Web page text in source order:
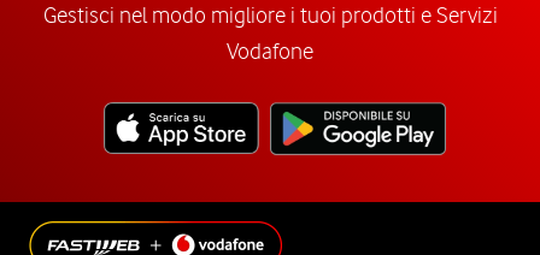
Gestisci nel modo migliore i tuoi prodotti e Servizi
Vodafone